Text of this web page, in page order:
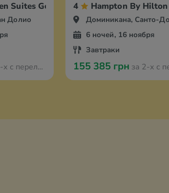
Suites Golf & Beach Club
Долио
из Варшавы
4 Hampton By
Доминикана, Санто-
6 ночей, 16 ноября
Завтраки
155 385 грн за 2-х с перелётом